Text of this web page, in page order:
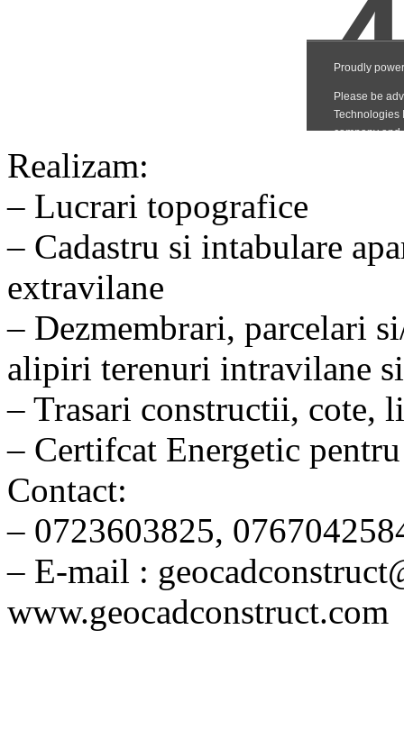
Realizam:
– Lucrari topografice
– Cadastru si intabulare
extravilane
– Dezmembrari, parcelari
alipiri terenuri intravilane
– Trasari constructii, cote,
– Certifcat Energetic
Contact:
– 0723603825,
– E-mail :
www.geocadconstruct.com